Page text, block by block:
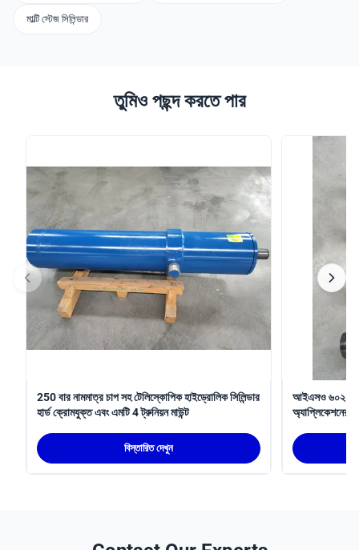
মাল্টি স্টেজ সিলিন্ডার
তুমিও পছন্দ করতে পার
250 বার নামমাত্র চাপ সহ টেলিস্কোপিক হাইড্রোলিক সিলিন্ডার
হার্ড ক্রোমযুক্ত এবং এমটি 4 ট্রুনিয়ন মাউন্ট
বিস্তারিত দেখুন
আইএসও ৬০২২ এর
অ্যাপ্লিকেশনের